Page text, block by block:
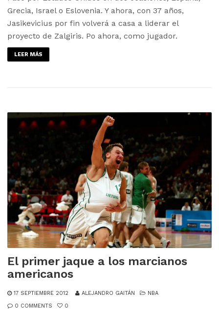
Grecia, Israel o Eslovenia. Y ahora, con 37 años,
Jasikevicius por fin volverá a casa a liderar el
proyecto de Zalgiris. Po ahora, como jugador.
LEER MÁS
El primer jaque a los marcianos
americanos
17 SEPTIEMBRE 2012 ALEJANDRO GAITÁN
NBA
0 COMMENTS
0